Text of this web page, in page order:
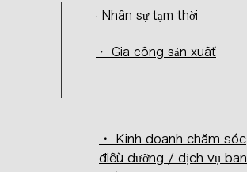
· Nhân sự tạm thời
・ Gia công sản xuất
・ Kinh doanh chăm sóc
điều dưỡng / dịch vụ ban